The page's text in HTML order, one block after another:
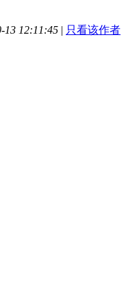
13 12:11:45 | 只看该作者